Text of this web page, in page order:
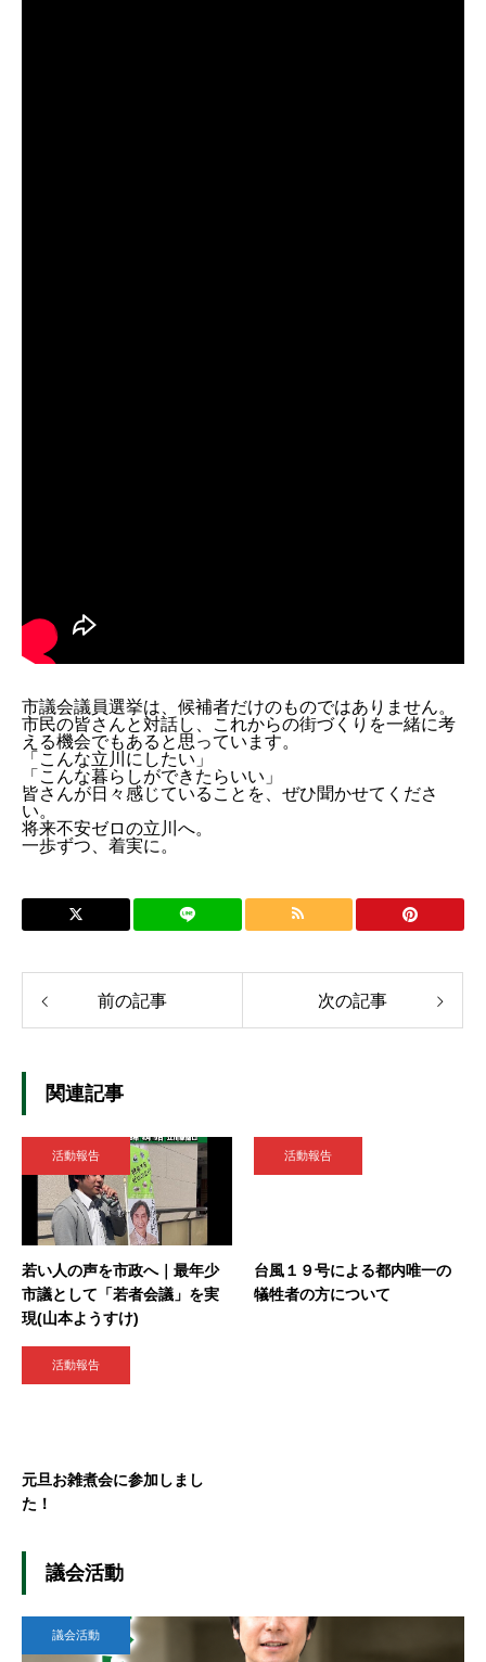
市議会議員選挙は、候補者だけのものではありません。
市民の皆さんと対話し、これからの街づくりを一緒に考
える機会でもあると思っています。
「こんな立川にしたい」
「こんな暮らしができたらいい」
皆さんが日々感じていることを、ぜひ聞かせてくださ
い。
将来不安ゼロの立川へ。
一歩ずつ、着実に。
前の記事 次の記事
関連記事
活動報告
若い人の声を市政へ｜最年少
市議として「若者会議」を実
現(山本ようすけ)
活動報告
台風１９号による都内唯一の
犠牲者の方について
活動報告
元旦お雑煮会に参加しまし
た！
議会活動
議会活動